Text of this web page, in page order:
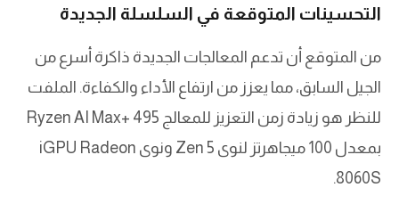
التحسينات المتوقعة في السلسلة الجديدة
من المتوقع أن تدعم المعالجات الجديدة ذاكرة أسرع من
الجيل السابق، مما يعزز من ارتفاع الأداء والكفاءة. الملفت
للنظر هو زيادة زمن التعزيز للمعالج Ryzen AI Max+ 495
بمعدل 100 ميجاهرتز لنوى Zen 5 ونوى iGPU Radeon
8060S.